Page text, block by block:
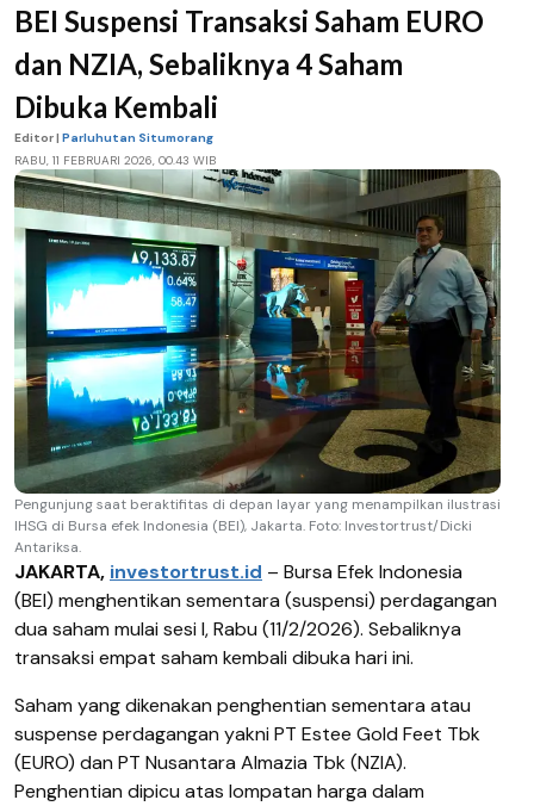
BEI Suspensi Transaksi Saham EURO
dan NZIA, Sebaliknya 4 Saham
Dibuka Kembali
Editor | Parluhutan Situmorang
RABU, 11 FEBRUARI 2026, 00.43 WIB
Pengunjung saat beraktifitas di depan layar yang menampilkan ilustrasi
IHSG di Bursa efek Indonesia (BEI), Jakarta. Foto: Investortrust/Dicki
Antariksa.
JAKARTA, investortrust.id – Bursa Efek Indonesia
(BEI) menghentikan sementara (suspensi) perdagangan
dua saham mulai sesi I, Rabu (11/2/2026). Sebaliknya
transaksi empat saham kembali dibuka hari ini.
Saham yang dikenakan penghentian sementara atau
suspense perdagangan yakni PT Estee Gold Feet Tbk
(EURO) dan PT Nusantara Almazia Tbk (NZIA).
Penghentian dipicu atas lompatan harga dalam